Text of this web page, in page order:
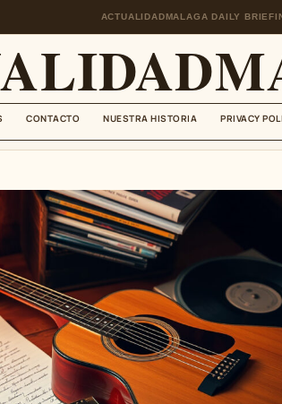
ACTUALIDADMALAGA DAILY
CONTACTO NUESTRA HISTORIA PRIVACY